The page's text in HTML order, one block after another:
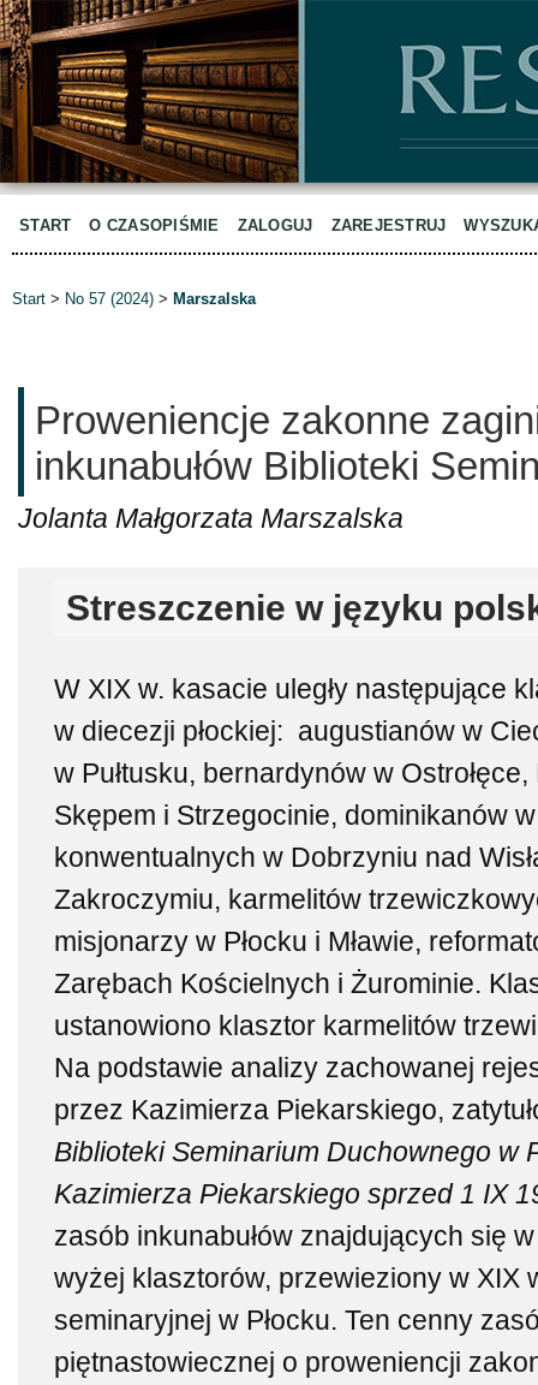
START O CZASOPIŚMIE ZALOGUJ ZAREJESTRUJ
Start > No 57 (2024) > Marszalska
Proweniencje zakonne
inkunabułów Biblioteki
Jolanta Małgorzata Marszalska
Streszczenie w języku
W XIX w. kasacie uległy następujące
w diecezji płockiej: augustianów w
w Pułtusku, bernardynów w
Skępem i Strzegocinie, dominikanów
konwentualnych w Dobrzyniu nad
Zakroczymiu, karmelitów
misjonarzy w Płocku i Mławie,
Zarębach Kościelnych i Żurominie.
ustanowiono klasztor karmelitów
Na podstawie analizy zachowanej
przez Kazimierza Piekarskiego,
Biblioteki Seminarium Duchownego w
Kazimierza Piekarskiego sprzed 1 IX
zasób inkunabułów znajdujących się
wyżej klasztorów, przewieziony w XIX
seminaryjnej w Płocku. Ten cenny
piętnastowiecznej o proweniencji